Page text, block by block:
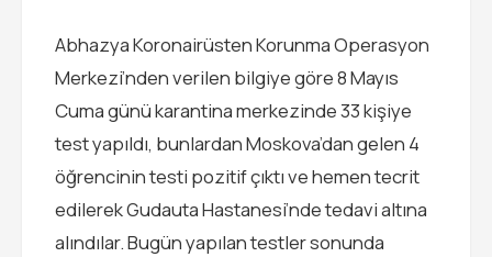
Abhazya Koronairüsten Korunma Operasyon
Merkezi’nden verilen bilgiye göre 8 Mayıs
Cuma günü karantina merkezinde 33 kişiye
test yapıldı, bunlardan Moskova’dan gelen 4
öğrencinin testi pozitif çıktı ve hemen tecrit
edilerek Gudauta Hastanesi’nde tedavi altına
alındılar. Bugün yapılan testler sonunda